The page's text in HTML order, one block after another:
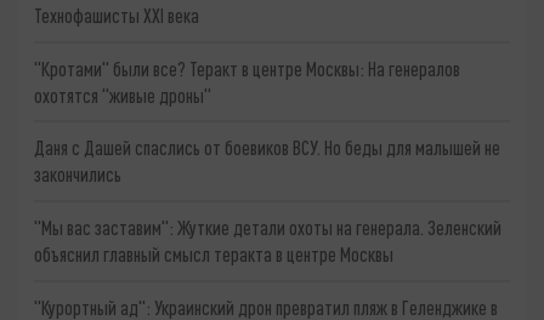
Технофашисты XXI века
"Кротами" были все? Теракт в центре Москвы: На генералов
охотятся "живые дроны"
Даня с Дашей спаслись от боевиков ВСУ. Но беды для малышей не
закончились
"Мы вас заставим": Жуткие детали охоты на генерала. Зеленский
объяснил главный смысл теракта в центре Москвы
"Курортный ад": Украинский дрон превратил пляж в Геленджике в